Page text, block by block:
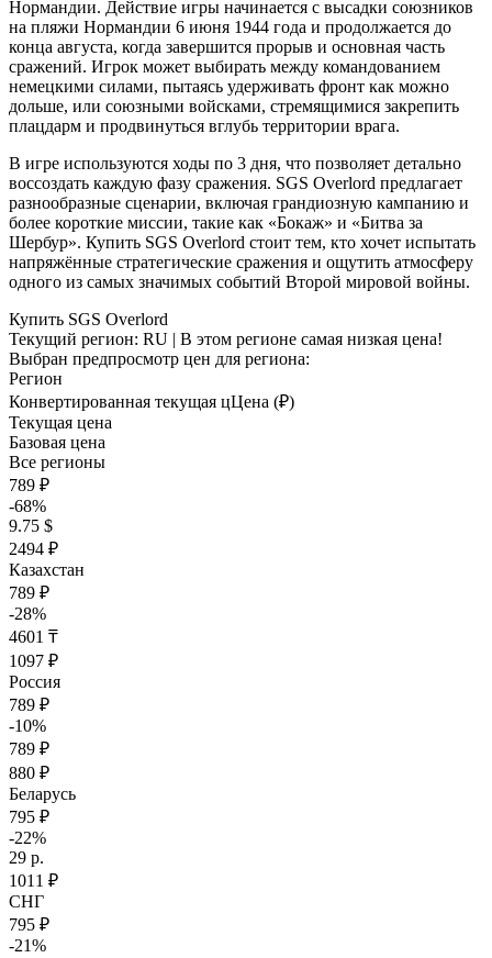
Нормандии. Действие игры начинается с высадки союзников
на пляжи Нормандии 6 июня 1944 года и продолжается до
конца августа, когда завершится прорыв и основная часть
сражений. Игрок может выбирать между командованием
немецкими силами, пытаясь удерживать фронт как можно
дольше, или союзными войсками, стремящимися закрепить
плацдарм и продвинуться вглубь территории врага.
В игре используются ходы по 3 дня, что позволяет детально
воссоздать каждую фазу сражения. SGS Overlord предлагает
разнообразные сценарии, включая грандиозную кампанию и
более короткие миссии, такие как «Бокаж» и «Битва за
Шербур». Купить SGS Overlord стоит тем, кто хочет испытать
напряжённые стратегические сражения и ощутить атмосферу
одного из самых значимых событий Второй мировой войны.
Купить SGS Overlord
Текущий регион: RU | В этом регионе самая низкая цена!
Выбран предпросмотр цен для региона:
Регион
Конвертированная текущая цЦена (₽)
Текущая цена
Базовая цена
Все регионы
789 ₽
-68%
9.75 $
2494 ₽
Казахстан
789 ₽
-28%
4601 ₸
1097 ₽
Россия
789 ₽
-10%
789 ₽
880 ₽
Беларусь
795 ₽
-22%
29 р.
1011 ₽
СНГ
795 ₽
-21%